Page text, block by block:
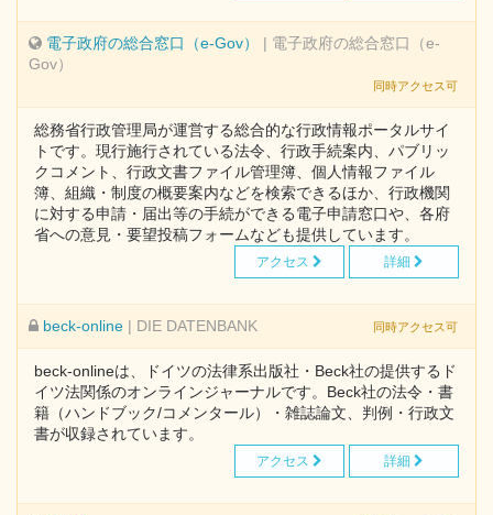
電子政府の総合窓口（e-Gov）
| 電子政府の総合窓口（e-
Gov）
同時アクセス可
総務省行政管理局が運営する総合的な行政情報ポータルサイ
トです。現行施行されている法令、行政手続案内、パブリッ
クコメント、行政文書ファイル管理簿、個人情報ファイル
簿、組織・制度の概要案内などを検索できるほか、行政機関
に対する申請・届出等の手続ができる電子申請窓口や、各府
省への意見・要望投稿フォームなども提供しています。
アクセス 詳細
beck-online | DIE DATENBANK 同時アクセス可
beck-onlineは、ドイツの法律系出版社・Beck社の提供するド
イツ法関係のオンラインジャーナルです。Beck社の法令・書
籍（ハンドブック/コメンタール）・雑誌論文、判例・行政文
書が収録されています。
アクセス 詳細